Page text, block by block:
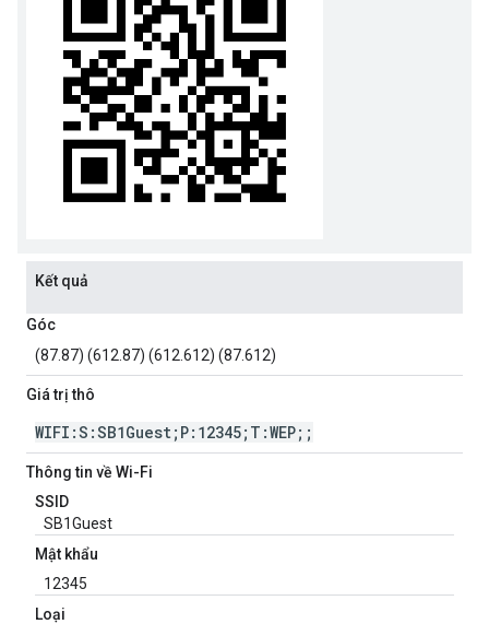
Kết quả
Góc
(87.87) (612.87) (612.612) (87.612)
Giá trị thô
WIFI:S:SB1Guest;P:12345;T:WEP;;
Thông tin về Wi-Fi
SSID
SB1Guest
Mật khẩu
12345
Loại